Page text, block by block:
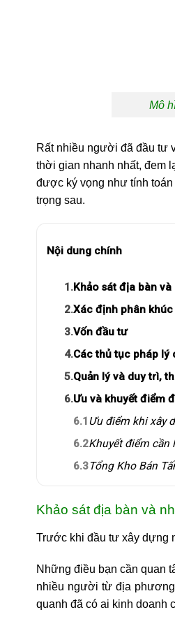
Mô
Rất nhiều người đã đầu tư
thời gian nhanh nhất, đem
được ký vọng như tính
trọng sau.
Nội dung chính
1.Khảo sát địa bàn
2.Xác định phân
3.Vốn đầu tư
4.Các thủ tục pháp lý
5.Quản lý và duy trì,
6.Ưu và khuyết điểm
6.1 Ưu điểm khi xây
6.2Khuyết điểm cần
6.3Tổng Kho Bán
Khảo sát địa bàn và
Trước khi đầu tư xây dựng
Những điều bạn cần quan
nhiều người từ địa phương
quanh đã có ai kinh doanh